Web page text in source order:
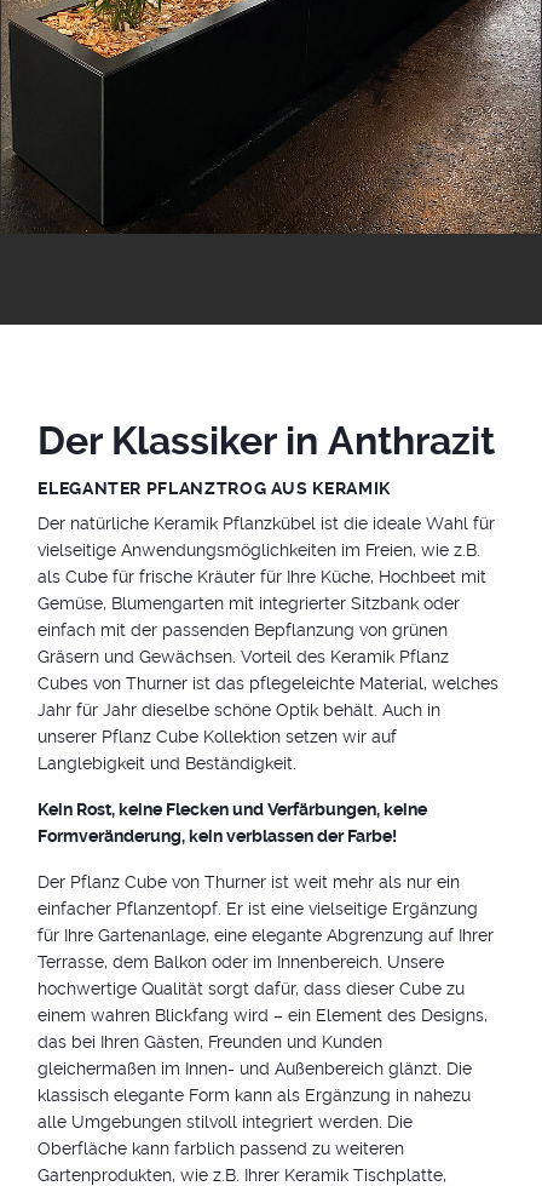
Pflanzen geeignet - Blumen, Sträucher, Bäume oder
Kräuter. Gestalten Sie Ihren Garten nach Ihren
Pflanz Cube mit
Sitzfläche
Der Klassiker in Anthrazit
ELEGANTER PFLANZTROG AUS KERAMIK
Der natürliche Keramik Pflanzkübel ist die ideale Wahl für
vielseitige Anwendungsmöglichkeiten im Freien, wie z.B.
als Cube für frische Kräuter für Ihre Küche, Hochbeet mit
Gemüse, Blumengarten mit integrierter Sitzbank oder
einfach mit der passenden Bepflanzung von grünen
Gräsern und Gewächsen. Vorteil des Keramik Pflanz
Cubes von Thurner ist das pflegeleichte Material, welches
Jahr für Jahr dieselbe schöne Optik behält. Auch in
unserer Pflanz Cube Kollektion setzen wir auf
Langlebigkeit und Beständigkeit.
Kein Rost, keine Flecken und Verfärbungen, keine
Formveränderung, kein verblassen der Farbe!
Der Pflanz Cube von Thurner ist weit mehr als nur ein
einfacher Pflanzentopf. Er ist eine vielseitige Ergänzung
für Ihre Gartenanlage, eine elegante Abgrenzung auf Ihrer
Terrasse, dem Balkon oder im Innenbereich. Unsere
hochwertige Qualität sorgt dafür, dass dieser Cube zu
einem wahren Blickfang wird – ein Element des Designs,
das bei Ihren Gästen, Freunden und Kunden
gleichermaßen im Innen- und Außenbereich glänzt. Die
klassisch elegante Form kann als Ergänzung in nahezu
alle Umgebungen stilvoll integriert werden. Die
Oberfläche kann farblich passend zu weiteren
Gartenprodukten, wie z.B. Ihrer Keramik Tischplatte,